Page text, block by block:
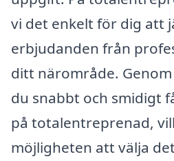
vi det enkelt för dig att
erbjudanden från
ditt närområde.
du snabbt och smidigt
på totalentreprenad,
möjligheten att välja